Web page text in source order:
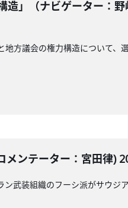
造」（ナビゲーター：
方議会の権力構造について
メンテーター：宮田律)
武装組織のフーシ派がサウ